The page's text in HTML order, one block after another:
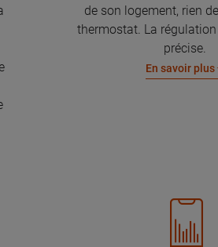
de son logement, rien
thermostat. La
précise.
En savoir plus